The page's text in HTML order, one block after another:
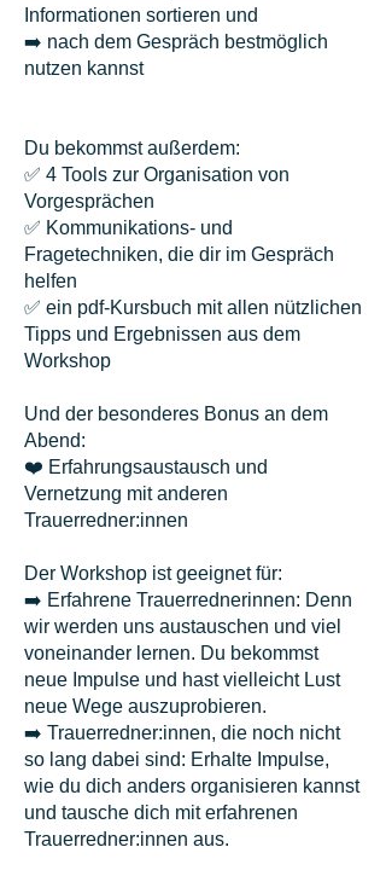
Informationen sortieren und
➡️ nach dem Gespräch bestmöglich
nutzen kannst
Du bekommst außerdem:
✅ 4 Tools zur Organisation von
Vorgesprächen
✅ Kommunikations- und
Fragetechniken, die dir im Gespräch
helfen
✅ ein pdf-Kursbuch mit allen nützlichen
Tipps und Ergebnissen aus dem
Workshop
Und der besonderes Bonus an dem
Abend:
❤️ Erfahrungsaustausch und
Vernetzung mit anderen
Trauerredner:innen
Der Workshop ist geeignet für:
➡️ Erfahrene Trauerrednerinnen: Denn
wir werden uns austauschen und viel
voneinander lernen. Du bekommst
neue Impulse und hast vielleicht Lust
neue Wege auszuprobieren.
➡️ Trauerredner:innen, die noch nicht
so lang dabei sind: Erhalte Impulse,
wie du dich anders organisieren kannst
und tausche dich mit erfahrenen
Trauerredner:innen aus.